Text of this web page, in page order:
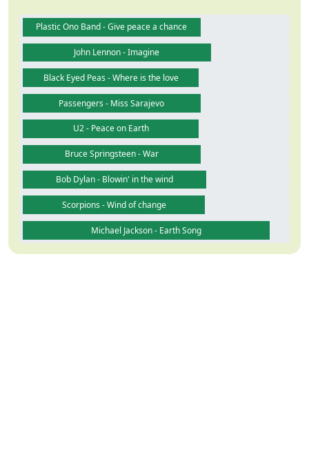
Plastic Ono Band - Give peace a chance
John Lennon - Imagine
Black Eyed Peas - Where is the love
Passengers - Miss Sarajevo
U2 - Peace on Earth
Bruce Springsteen - War
Bob Dylan - Blowin' in the wind
Scorpions - Wind of change
Michael Jackson - Earth Song